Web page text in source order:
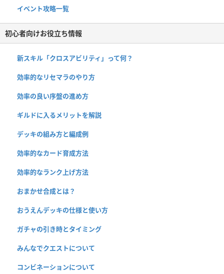
イベント攻略一覧
初心者向けお役立ち情報
新スキル「クロスアビリティ」って何？
効率的なリセマラのやり方
効率の良い序盤の進め方
ギルドに入るメリットを解説
デッキの組み方と編成例
効率的なカード育成方法
効率的なランク上げ方法
おまかせ合成とは？
おうえんデッキの仕様と使い方
ガチャの引き時とタイミング
みんなでクエストについて
コンビネーションについて